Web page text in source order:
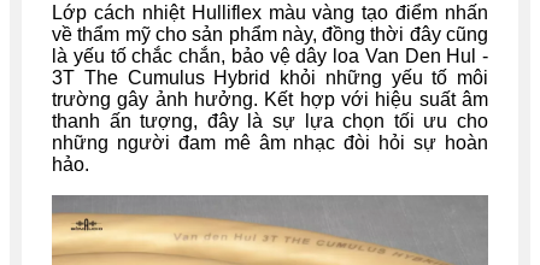
Lớp cách nhiệt Hulliflex màu vàng tạo điểm nhấn
về thẩm mỹ cho sản phẩm này, đồng thời đây cũng
là yếu tố chắc chắn, bảo vệ dây loa Van Den Hul -
3T The Cumulus Hybrid khỏi những yếu tố môi
trường gây ảnh hưởng. Kết hợp với hiệu suất âm
thanh ấn tượng, đây là sự lựa chọn tối ưu cho
những người đam mê âm nhạc đòi hỏi sự hoàn
hảo.